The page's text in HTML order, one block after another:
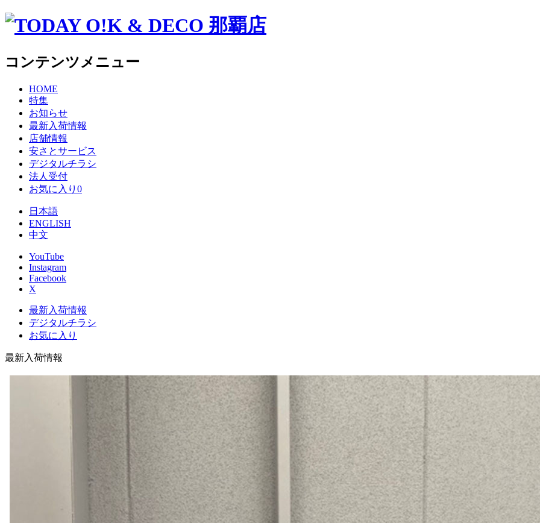
コンテンツメニュー
HOME
特集
お知らせ
最新入荷情報
店舗情報
安さとサービス
デジタルチラシ
法人受付
お気に入り 0
日本語
ENGLISH
中文
YouTube
Instagram
Facebook
X
最新入荷情報
デジタルチラシ
お気に入り
最新入荷情報